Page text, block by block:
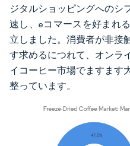
ジタルショッピングへのシ
速し、eコマースを好まれ
立しました。消費者が非接
す求めるにつれて、オンラ
イコーヒー市場でますます
整っています。